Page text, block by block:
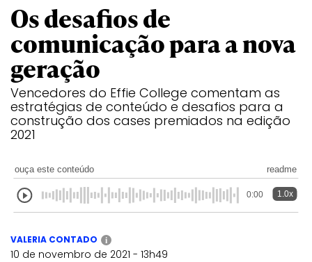
Os desafios de
comunicação para a nova
geração
Vencedores do Effie College comentam as
estratégias de conteúdo e desafios para a
construção dos cases premiados na edição
2021
ouça este conteúdo readme
0:00 1.0x
VALERIA CONTADO i
10 de novembro de 2021 - 13h49